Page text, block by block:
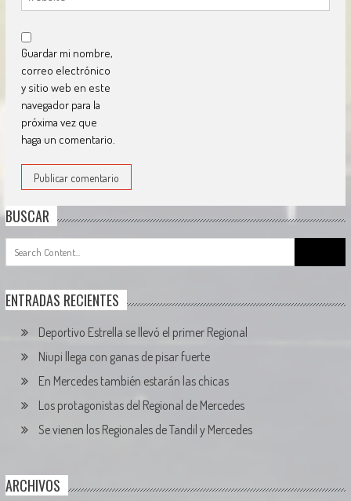
Guardar mi nombre,
correo electrónico
y sitio web en este
navegador para la
próxima vez que
haga un comentario.
BUSCAR
for:
ENTRADAS RECIENTES
Deportivo Estrella se llevó el primer Regional
Niupi llega con ganas de pisar fuerte
En Mercedes también estarán las chicas
Los protagonistas del Regional de Mercedes
Se vienen los Regionales de Tandil y Mercedes
ARCHIVOS